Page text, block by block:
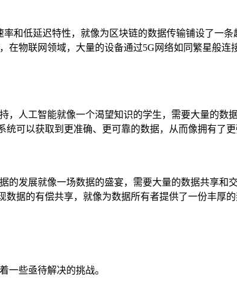
和低延迟特性，就像为区块链的数据传输铺设了一
物联网领域，大量的设备通过5G网络如同繁星般
人工智能就像一个渴望知识的学生，需要大量的数
可以获取到更准确、更可靠的数据，从而像拥有了
的发展就像一场数据的盛宴，需要大量的数据共享和
据的有偿共享，就像为数据所有者提供了一份丰厚
一些亟待解决的挑战。